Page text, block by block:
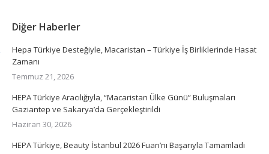
Diğer Haberler
Hepa Türkiye Desteğiyle, Macaristan – Türkiye İş Birliklerinde Hasat
Zamanı
Temmuz 21, 2026
HEPA Türkiye Aracılığıyla, “Macaristan Ülke Günü” Buluşmaları
Gaziantep ve Sakarya’da Gerçekleştirildi
Haziran 30, 2026
HEPA Türkiye, Beauty İstanbul 2026 Fuarı’nı Başarıyla Tamamladı